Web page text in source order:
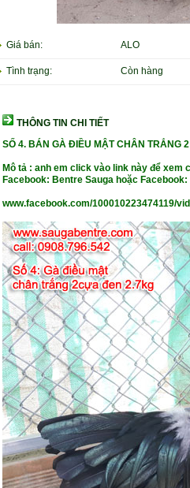
Giá bán: ALO
Tình trạng: Còn hàng
THÔNG TIN CHI TIẾT
SỐ 4. BÁN GÀ ĐIỀU MẬT CHÂN TRẮNG
Mô tả : anh em click vào link này để
Facebook: Bentre Sauga hoặc Facebook:
www.facebook.com/100010223474119/